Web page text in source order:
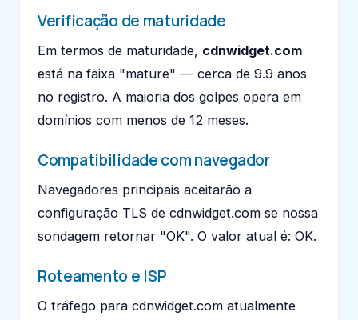
Verificação de maturidade
Em termos de maturidade, cdnwidget.com
está na faixa "mature" — cerca de 9.9 anos
no registro. A maioria dos golpes opera em
domínios com menos de 12 meses.
Compatibilidade com navegador
Navegadores principais aceitarão a
configuração TLS de cdnwidget.com se nossa
sondagem retornar "OK". O valor atual é: OK.
Roteamento e ISP
O tráfego para cdnwidget.com atualmente